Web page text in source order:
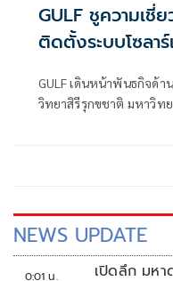
GULF ชูความเชี่
ติดตั้งระบบโซลา
การวิจัยพัฒนา
Innovation' พร้
เปราะบาง
GULF เดินหน้าพันธกิจด้
วิทยาสิรีรุกขชาติ มหาวิท
NEWS UPDATE
0:01 น.
เปิดลึก มหาดไทย ขยับ